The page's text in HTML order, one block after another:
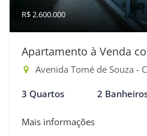
R$ 2.600.000
Apartamento à Venda
Avenida Tomé de Souza -
3 Quartos 2
Mais informações